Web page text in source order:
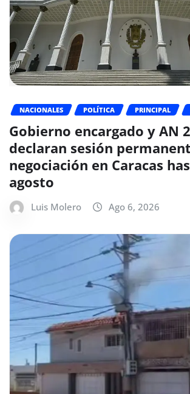
NACIONALES POLÍTICA PRINCIPAL
Gobierno encargado y AN
declaran sesión
negociación en Caracas
agosto
Luis Molero Ago 6, 2026